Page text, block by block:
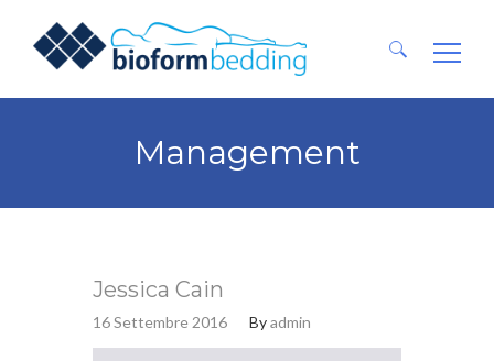
Ricerca
Management
Jessica Cain
16 Settembre 2016 Byadmin